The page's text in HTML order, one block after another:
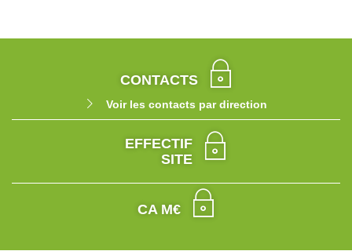
CONTACTS
Voir les contacts par direction
EFFECTIF
SITE
CA M€